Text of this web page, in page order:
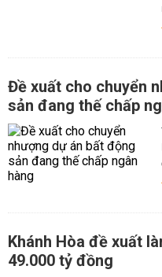
Đề xuất cho chuyển
sản đang thế chấp
Khánh Hòa đề xuất
49.000 tỷ đồng